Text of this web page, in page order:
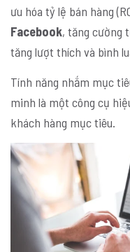
ưu hóa tỷ lệ bán hàng
Facebook, tăng cường
tăng lượt thích và bình
Tính năng nhắm mục
minh là một công cụ
khách hàng mục tiêu.